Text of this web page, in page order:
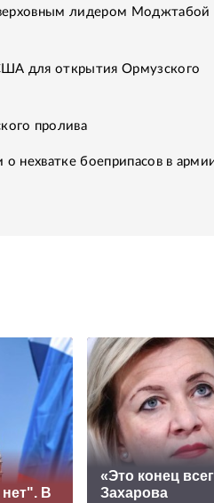
лидером Моджтабой
для открытия Ормузского
пролива
нехватке боеприпасов в
В
«Это конец
Захарова